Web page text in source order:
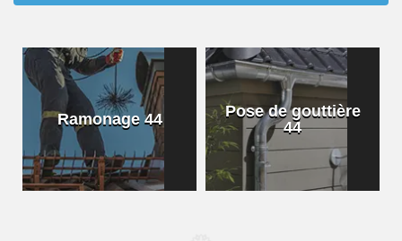
Ramonage 44
Pose de gouttière
44